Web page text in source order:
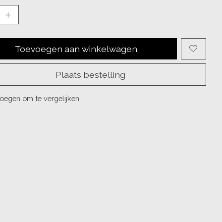
Toevoegen aan winkelwagen
Plaats bestelling
om te vergelijken